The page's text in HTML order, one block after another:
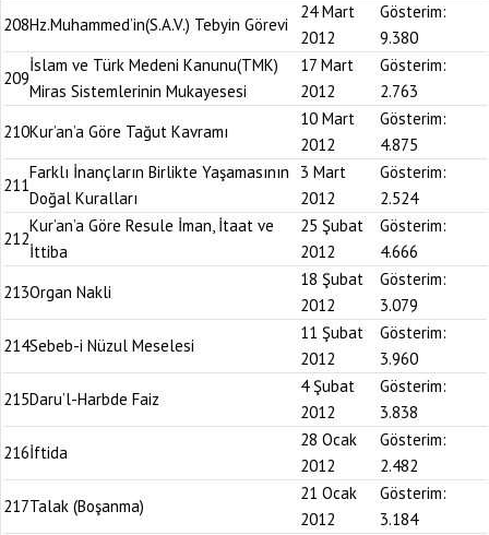
208Hz.Muhammed’in(S.A.V.) Tebyin Görevi
24 Mart
2012
Gösterim:
9.380
209
İslam ve Türk Medeni Kanunu(TMK)
Miras Sistemlerinin Mukayesesi
17 Mart
2012
Gösterim:
2.763
210Kur’an’a Göre Tağut Kavramı
10 Mart
2012
Gösterim:
4.875
211
Farklı İnançların Birlikte Yaşamasının
Doğal Kuralları
3 Mart
2012
Gösterim:
2.524
212
Kur’an’a Göre Resule İman, İtaat ve
İttiba
25 Şubat
2012
Gösterim:
4.666
213Organ Nakli
18 Şubat
2012
Gösterim:
3.079
214Sebeb-i Nüzul Meselesi
11 Şubat
2012
Gösterim:
3.960
215Daru’l-Harbde Faiz
4 Şubat
2012
Gösterim:
3.838
216İftida
28 Ocak
2012
Gösterim:
2.482
217Talak (Boşanma)
21 Ocak
2012
Gösterim:
3.184